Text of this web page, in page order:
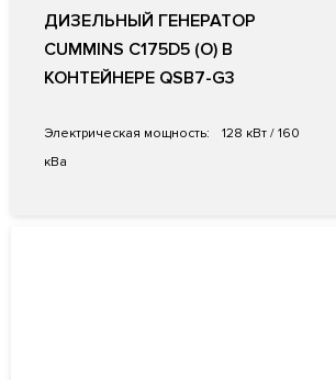
ДИЗЕЛЬНЫЙ ГЕНЕРАТОР
CUMMINS C175D5 (O) В
КОНТЕЙНЕРЕ QSB7-G3
Электрическая мощность:
128 кВт / 160
кВа